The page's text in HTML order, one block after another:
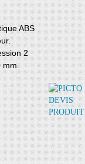
ABS
2
mm.